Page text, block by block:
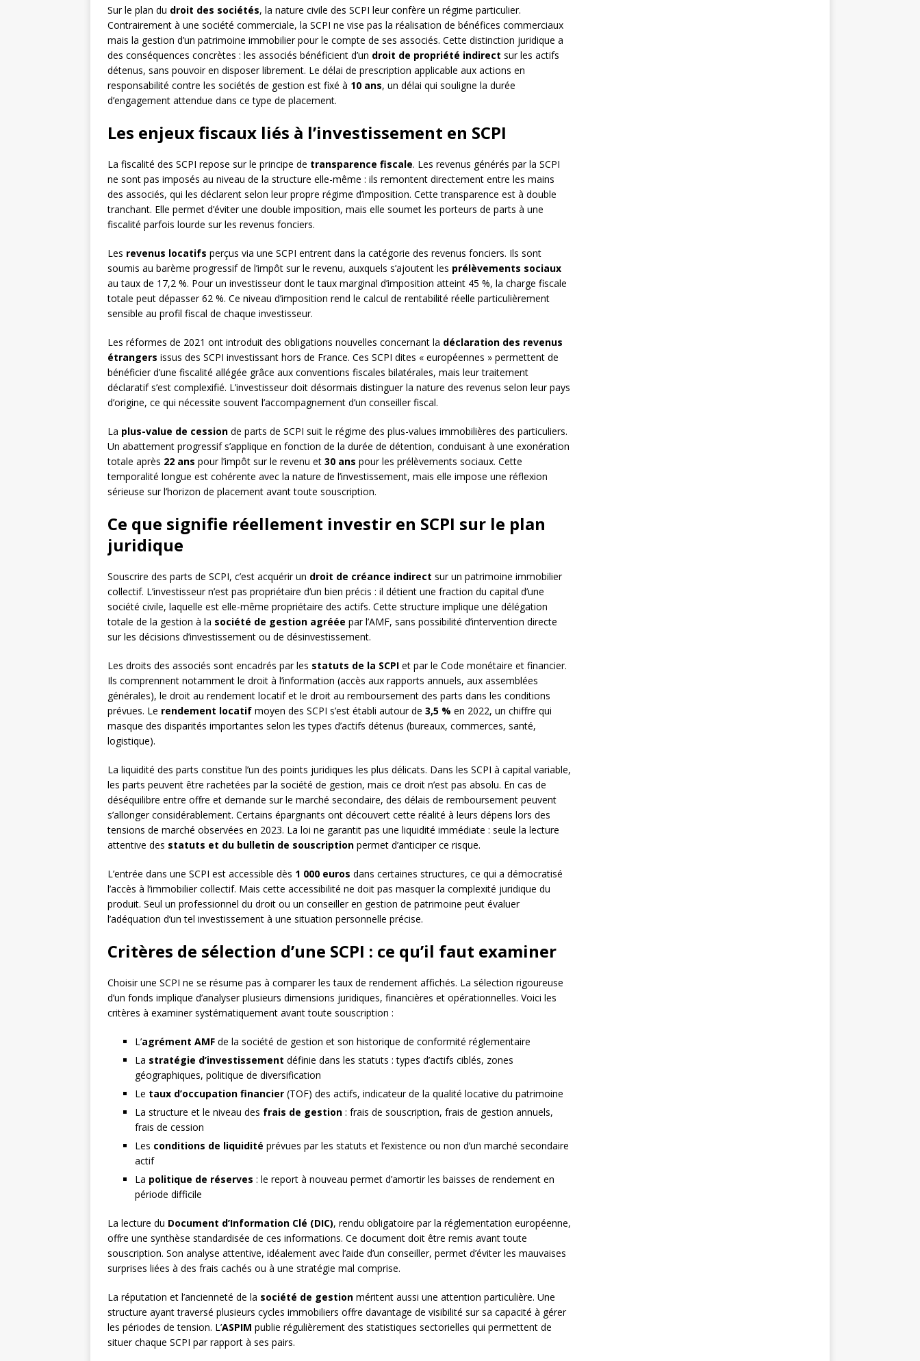
Sur le plan du droit des sociétés, la nature civile des SCPI leur confère un régime particulier.
Contrairement à une société commerciale, la SCPI ne vise pas la réalisation de bénéfices commerciaux
mais la gestion d’un patrimoine immobilier pour le compte de ses associés. Cette distinction juridique a
des conséquences concrètes : les associés bénéficient d’un droit de propriété indirect sur les actifs
détenus, sans pouvoir en disposer librement. Le délai de prescription applicable aux actions en
responsabilité contre les sociétés de gestion est fixé à 10 ans, un délai qui souligne la durée
d’engagement attendue dans ce type de placement.
Les enjeux fiscaux liés à l’investissement en SCPI
La fiscalité des SCPI repose sur le principe de transparence fiscale. Les revenus générés par la SCPI
ne sont pas imposés au niveau de la structure elle-même : ils remontent directement entre les mains
des associés, qui les déclarent selon leur propre régime d’imposition. Cette transparence est à double
tranchant. Elle permet d’éviter une double imposition, mais elle soumet les porteurs de parts à une
fiscalité parfois lourde sur les revenus fonciers.
Les revenus locatifs perçus via une SCPI entrent dans la catégorie des revenus fonciers. Ils sont
soumis au barème progressif de l’impôt sur le revenu, auxquels s’ajoutent les prélèvements sociaux
au taux de 17,2 %. Pour un investisseur dont le taux marginal d’imposition atteint 45 %, la charge fiscale
totale peut dépasser 62 %. Ce niveau d’imposition rend le calcul de rentabilité réelle particulièrement
sensible au profil fiscal de chaque investisseur.
Les réformes de 2021 ont introduit des obligations nouvelles concernant la déclaration des revenus
étrangers issus des SCPI investissant hors de France. Ces SCPI dites « européennes » permettent de
bénéficier d’une fiscalité allégée grâce aux conventions fiscales bilatérales, mais leur traitement
déclaratif s’est complexifié. L’investisseur doit désormais distinguer la nature des revenus selon leur pays
d’origine, ce qui nécessite souvent l’accompagnement d’un conseiller fiscal.
La plus-value de cession de parts de SCPI suit le régime des plus-values immobilières des particuliers.
Un abattement progressif s’applique en fonction de la durée de détention, conduisant à une exonération
totale après 22 ans pour l’impôt sur le revenu et 30 ans pour les prélèvements sociaux. Cette
temporalité longue est cohérente avec la nature de l’investissement, mais elle impose une réflexion
sérieuse sur l’horizon de placement avant toute souscription.
Ce que signifie réellement investir en SCPI sur le plan
juridique
Souscrire des parts de SCPI, c’est acquérir un droit de créance indirect sur un patrimoine immobilier
collectif. L’investisseur n’est pas propriétaire d’un bien précis : il détient une fraction du capital d’une
société civile, laquelle est elle-même propriétaire des actifs. Cette structure implique une délégation
totale de la gestion à la société de gestion agréée par l’AMF, sans possibilité d’intervention directe
sur les décisions d’investissement ou de désinvestissement.
Les droits des associés sont encadrés par les statuts de la SCPI et par le Code monétaire et financier.
Ils comprennent notamment le droit à l’information (accès aux rapports annuels, aux assemblées
générales), le droit au rendement locatif et le droit au remboursement des parts dans les conditions
prévues. Le rendement locatif moyen des SCPI s’est établi autour de 3,5 % en 2022, un chiffre qui
masque des disparités importantes selon les types d’actifs détenus (bureaux, commerces, santé,
logistique).
La liquidité des parts constitue l’un des points juridiques les plus délicats. Dans les SCPI à capital variable,
les parts peuvent être rachetées par la société de gestion, mais ce droit n’est pas absolu. En cas de
déséquilibre entre offre et demande sur le marché secondaire, des délais de remboursement peuvent
s’allonger considérablement. Certains épargnants ont découvert cette réalité à leurs dépens lors des
tensions de marché observées en 2023. La loi ne garantit pas une liquidité immédiate : seule la lecture
attentive des statuts et du bulletin de souscription permet d’anticiper ce risque.
L’entrée dans une SCPI est accessible dès 1 000 euros dans certaines structures, ce qui a démocratisé
l’accès à l’immobilier collectif. Mais cette accessibilité ne doit pas masquer la complexité juridique du
produit. Seul un professionnel du droit ou un conseiller en gestion de patrimoine peut évaluer
l’adéquation d’un tel investissement à une situation personnelle précise.
Critères de sélection d’une SCPI : ce qu’il faut examiner
Choisir une SCPI ne se résume pas à comparer les taux de rendement affichés. La sélection rigoureuse
d’un fonds implique d’analyser plusieurs dimensions juridiques, financières et opérationnelles. Voici les
critères à examiner systématiquement avant toute souscription :
L’agrément AMF de la société de gestion et son historique de conformité réglementaire
La stratégie d’investissement définie dans les statuts : types d’actifs ciblés, zones
géographiques, politique de diversification
Le taux d’occupation financier (TOF) des actifs, indicateur de la qualité locative du patrimoine
La structure et le niveau des frais de gestion : frais de souscription, frais de gestion annuels,
frais de cession
Les conditions de liquidité prévues par les statuts et l’existence ou non d’un marché secondaire
actif
La politique de réserves : le report à nouveau permet d’amortir les baisses de rendement en
période difficile
La lecture du Document d’Information Clé (DIC), rendu obligatoire par la réglementation européenne,
offre une synthèse standardisée de ces informations. Ce document doit être remis avant toute
souscription. Son analyse attentive, idéalement avec l’aide d’un conseiller, permet d’éviter les mauvaises
surprises liées à des frais cachés ou à une stratégie mal comprise.
La réputation et l’ancienneté de la société de gestion méritent aussi une attention particulière. Une
structure ayant traversé plusieurs cycles immobiliers offre davantage de visibilité sur sa capacité à gérer
les périodes de tension. L’ASPIM publie régulièrement des statistiques sectorielles qui permettent de
situer chaque SCPI par rapport à ses pairs.